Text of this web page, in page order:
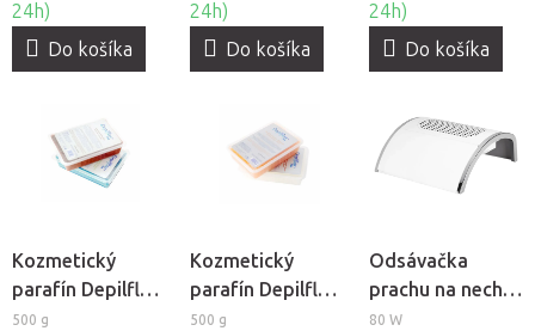
24h)
Do košíka
24h)
Do košíka
24h)
Do košíka
Kozmetický
parafín Depilflax
- Čokoláda
500 g
Kozmetický
parafín Depilflax
- Pomaranč -
500 g
Odsávačka
prachu na nechty
Momo Basic 383
80 W